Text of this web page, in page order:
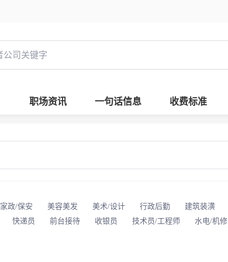
职场资讯 一句话信息 收费标准
家政/保安 美容美发 美术/设计 行政后勤 建筑装潢
快递员 前台接待 收银员 技术员/工程师 水电/机修